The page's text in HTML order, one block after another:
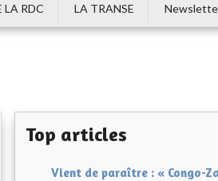
LA RDC
LA TRANSE
Top articles
Vient de paraître : « Congo-